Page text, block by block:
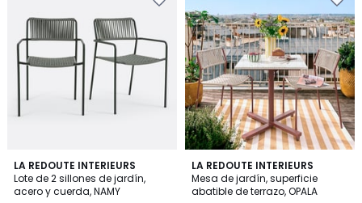
LA REDOUTE INTERIEURS
Lote de 2 sillones de jardín,
acero y cuerda, NAMY
5
/
5
LA REDOUTE INTERIEURS
Mesa de jardín, superficie
abatible de terrazo, OPALA